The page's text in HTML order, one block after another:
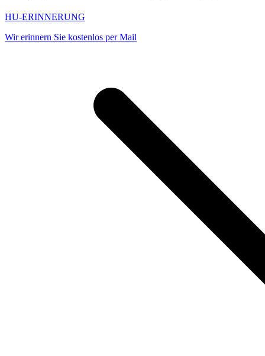
HU-ERINNERUNG
Wir erinnern Sie kostenlos per Mail